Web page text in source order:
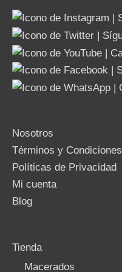
Nosotros
Términos y Condiciones
Políticas de Privacidad
Mi cuenta
Blog
Tienda
Macerados